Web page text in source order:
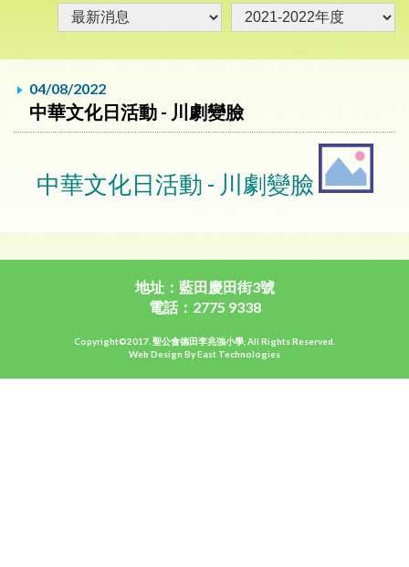
04/08/2022
中華文化日活動 - 川劇變臉
中華文化日活動 - 川劇變臉
地址：藍田慶田街3號
電話：2775 9338
Copyright©2017. 聖公會德田李兆強小學, All Rights Reserved.
Web Design By East Technologies